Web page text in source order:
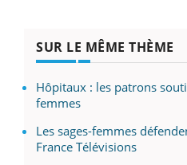
SUR LE MÊME THÈME
Hôpitaux : les patrons
femmes
Les sages-femmes
France Télévisions